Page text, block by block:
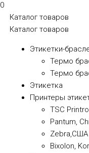
0
Каталог товаров
Каталог товаров
Этикетки-
Термо
Термо
Этикетка
Принтеры
TSC
Pantum,
Zebra,США
Bixolon,